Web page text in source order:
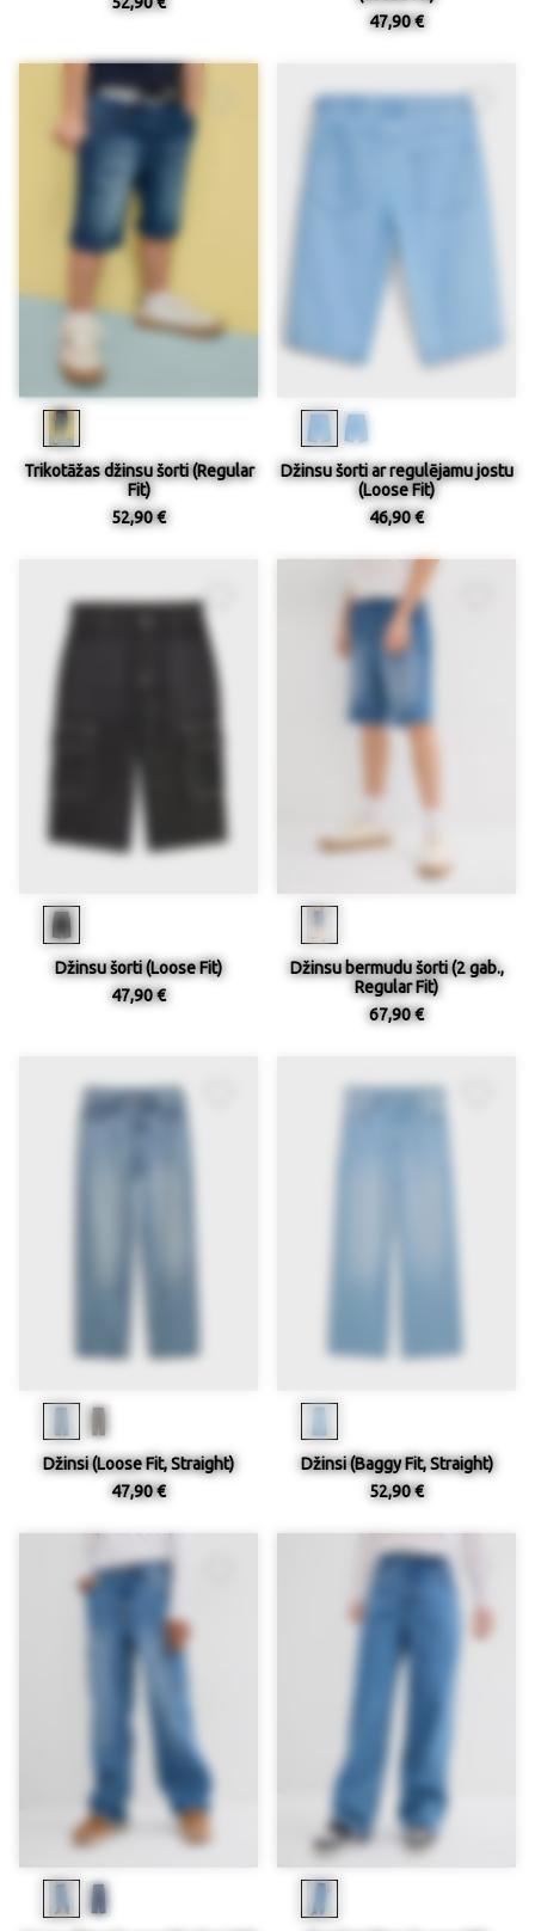
47,90 €
Trikotāžas džinsu šorti (Regular
Fit)
52,90 €
Džinsu šorti ar regulējamu jostu
(Loose Fit)
46,90 €
Džinsu šorti (Loose Fit)
47,90 €
Džinsu bermudu šorti (2 gab.,
Regular Fit)
67,90 €
Džinsi (Loose Fit, Straight)
47,90 €
Džinsi (Baggy Fit, Straight)
52,90 €